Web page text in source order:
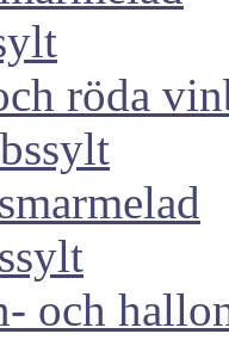
röda
och